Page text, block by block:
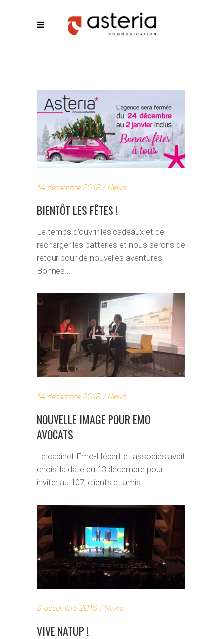
14 décembre 2018 News
BIENTÔT LES FÊTES !
Le temps d'ouvrir les cadeaux et de
recharger les batteries et nous serons de
retour pour de nouvelles aventures.
Bonnes...
14 décembre 2018 News
NOUVELLE IMAGE POUR EMO
AVOCATS
Le cabinet Emo-Hébert et associés avait
choisi la date du 13 décembre pour
inviter au 107, clients et amis...
8 décembre 2018 News
VIVE NATUP !